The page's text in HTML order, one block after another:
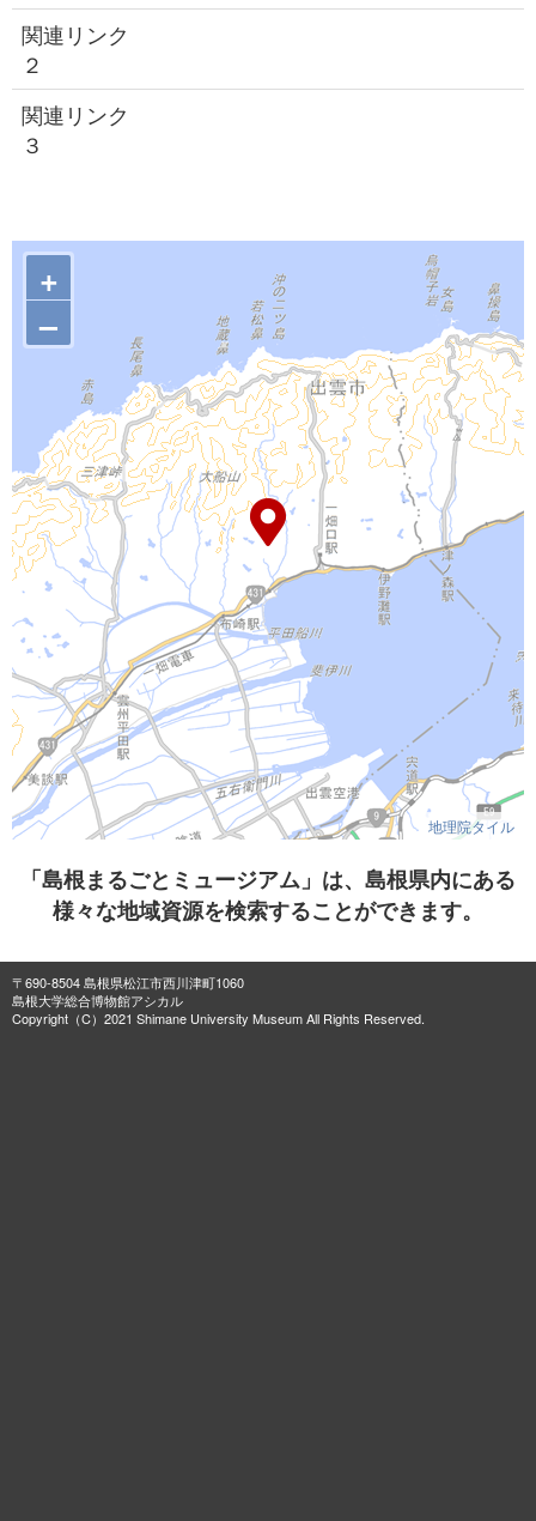
関連リンク
２
関連リンク
３
+
–
地理院タイル
「島根まるごとミュージアム」は、島根県内にある
様々な地域資源を検索することができます。
〒690-8504 島根県松江市西川津町1060
島根大学総合博物館アシカル
Copyright（C）2021 Shimane University Museum All Rights Reserved.